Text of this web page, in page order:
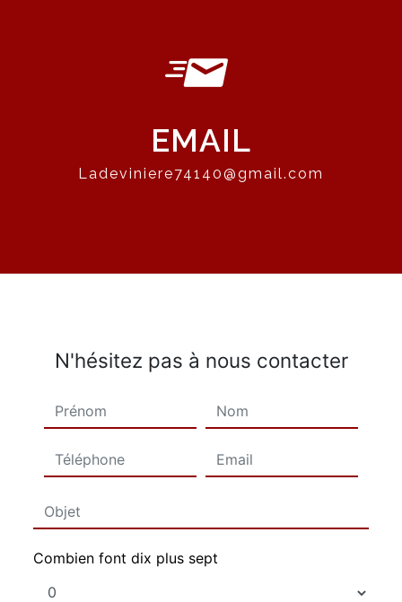
EMAIL
ladeviniere74140@gmail.com
N'hésitez pas à nous contacter
Combien font dix plus sept